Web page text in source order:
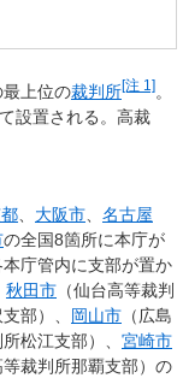
上位の裁判所[注 1] 。
設置される。 高裁
、 大阪市、 名古屋
の全国8箇所に本庁が
庁管内に支部が置か
秋田市 （仙台高等裁判
部）、 岡山市 （広島
松江支部）、 宮崎市
等裁判所那覇支部）の